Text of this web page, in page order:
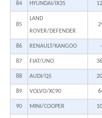
84 HYUNDAI/IX35
85
LAND
ROVER/DEFENDER
86 RENAULT/KANGOO -
87 FIAT/UNO
88 AUDI/Q5
89 VOLVO/XC90
90 MINI/COOPER